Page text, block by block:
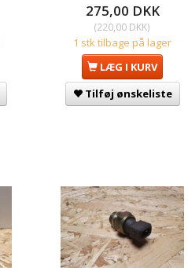
275,00 DKK
(220,00 DKK)
1 stk tilbage på lager
LÆG I KURV
Tilføj ønskeliste